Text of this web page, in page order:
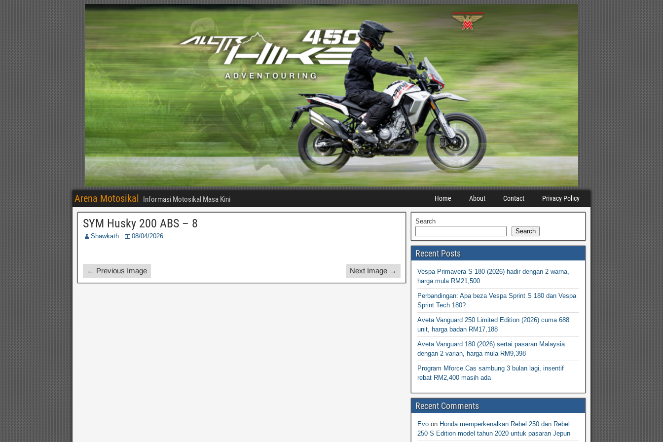
Arena Motosikal Informasi Motosikal Masa Kini Home About Contact Privacy Policy
SYM Husky 200 ABS – 8
Shawkath 08/04/2026
← Previous Image Next Image →
Search
Search
Recent Posts
Vespa Primavera S 180 (2026) hadir dengan 2 warna,
harga mula RM21,500
Perbandingan: Apa beza Vespa Sprint S 180 dan Vespa
Sprint Tech 180?
Aveta Vanguard 250 Limited Edition (2026) cuma 688
unit, harga badan RM17,188
Aveta Vanguard 180 (2026) sertai pasaran Malaysia
dengan 2 varian, harga mula RM9,398
Program Mforce.Cas sambung 3 bulan lagi, insentif
rebat RM2,400 masih ada
Recent Comments
Evo on Honda memperkenalkan Rebel 250 dan Rebel
250 S Edition model tahun 2020 untuk pasaran Jepun